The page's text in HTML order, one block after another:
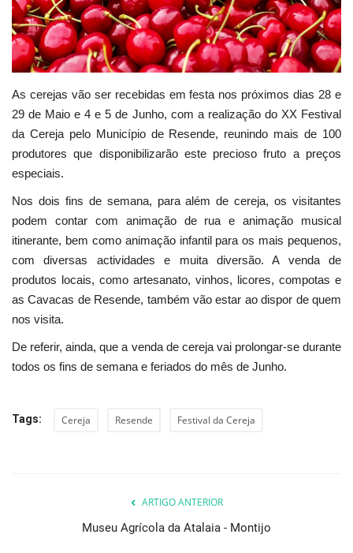
Saúde
Ficha técnica
Cultura
Lazer
Ambiente
As cerejas vão ser recebidas em festa nos próximos dias 28 e
29 de Maio e 4 e 5 de Junho, com a realização do XX Festival
da Cereja pelo Município de Resende, reunindo mais de 100
produtores que disponibilizarão este precioso fruto a preços
especiais.
Nos dois fins de semana, para além de cereja, os visitantes
podem contar com animação de rua e animação musical
itinerante, bem como animação infantil para os mais pequenos,
com diversas actividades e muita diversão. A venda de
produtos locais, como artesanato, vinhos, licores, compotas e
as Cavacas de Resende, também vão estar ao dispor de quem
nos visita.
De referir, ainda, que a venda de cereja vai prolongar-se durante
todos os fins de semana e feriados do mês de Junho.
Tags: Cereja Resende Festival da Cereja
ARTIGO ANTERIOR
Museu Agrícola da Atalaia - Montijo